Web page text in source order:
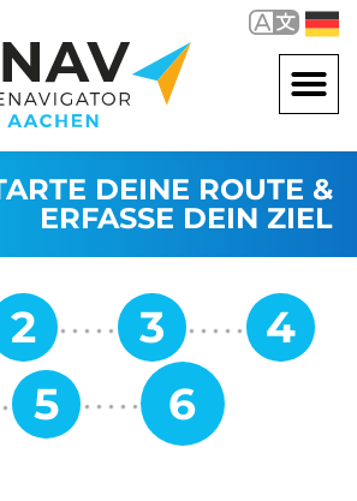
DEINE ROUTE &
ERFASSE DEIN ZIEL